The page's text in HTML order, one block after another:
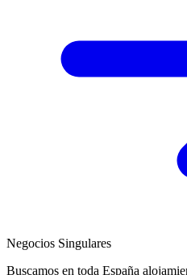
Negocios Singulares
Buscamos en toda España